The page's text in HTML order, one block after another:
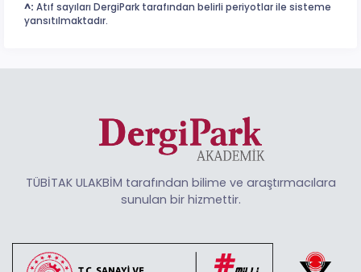
^: Atıf sayıları DergiPark tarafından belirli periyotlar ile sisteme
yansıtılmaktadır.
TÜBİTAK ULAKBİM tarafından bilime ve araştırmacılara
sunulan bir hizmettir.